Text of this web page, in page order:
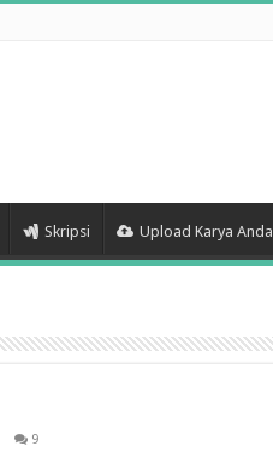
Skripsi Upload Karya Anda
9